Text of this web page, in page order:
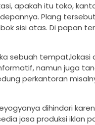
apakah itu toko,
Plang
sisi atas. Di papan
sebuah tempat,lokasi
namun juga
perkantoran
dihindari
jasa produksi iklan